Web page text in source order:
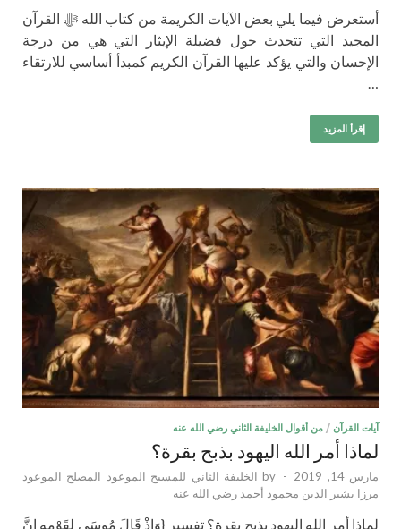
أستعرض فيما يلي بعض الآيات الكريمة من كتاب الله ﷻ القرآن
المجيد التي تتحدث حول فضيلة الإيثار التي هي من درجة
الإحسان والتي يؤكد عليها القرآن الكريم كمبدأ أساسي للارتقاء
…
إقرأ المزيد
آيات القرآن / من أقوال الخليفة الثاني رضي الله عنه
لماذا أمر الله اليهود بذبح بقرة؟
مارس 14, 2019 -
by الخليفة الثاني للمسيح الموعود المصلح الموعود
مرزا بشير الدين محمود أحمد رضي الله عنه
لماذا أمر الله اليهود بذبح بقرة؟ تفسير {وَإِذْ قَالَ مُوسَى لِقَوْمِهِ إِنَّ